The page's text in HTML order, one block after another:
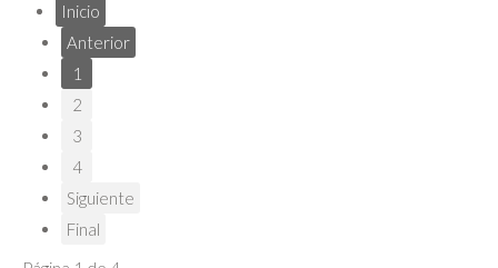
Inicio
Anterior
1
2
3
4
Siguiente
Final